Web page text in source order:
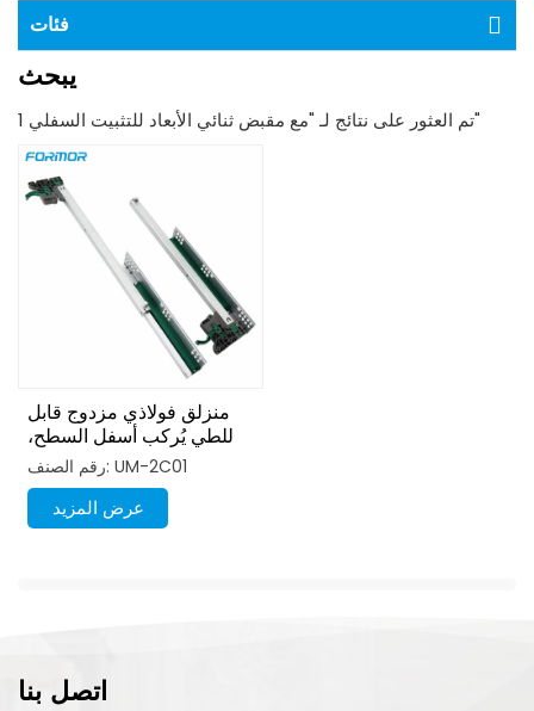
فئات
يبحث
1 تم العثور على نتائج لـ "مع مقبض ثنائي الأبعاد للتثبيت السفلي"
منزلق فولاذي مزدوج قابل
للطي يُركب أسفل السطح،
سهل التركيب مع جزء قابل
للتعديل
رقم الصنف: UM-2C01
عرض المزيد
اتصل بنا